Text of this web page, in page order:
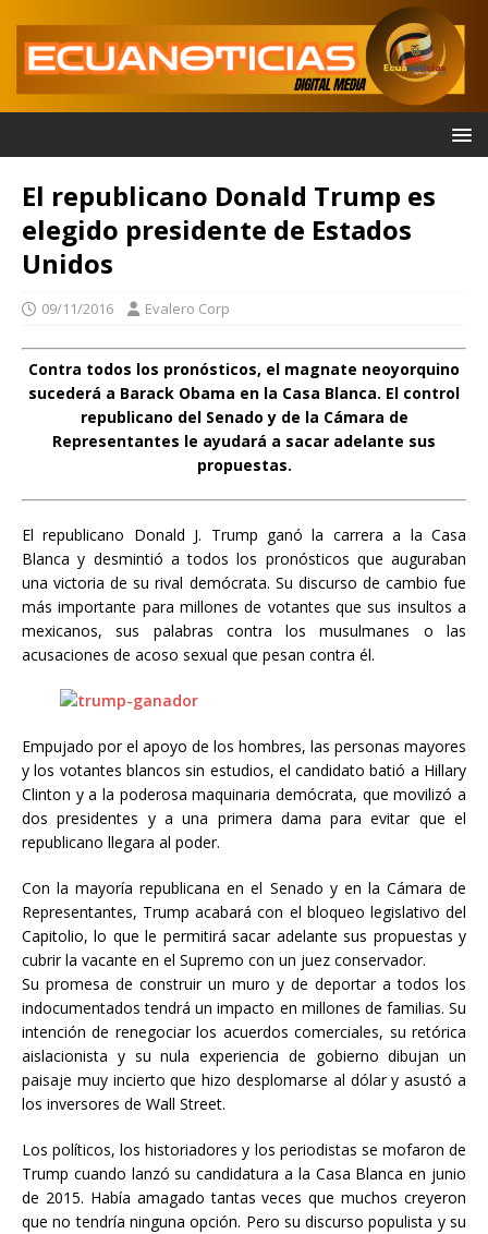
El republicano Donald Trump es
elegido presidente de Estados
Unidos
09/11/2016 Evalero Corp
Contra todos los pronósticos, el magnate neoyorquino
sucederá a Barack Obama en la Casa Blanca. El control
republicano del Senado y de la Cámara de
Representantes le ayudará a sacar adelante sus
propuestas.
El republicano Donald J. Trump ganó la carrera a la Casa
Blanca y desmintió a todos los pronósticos que auguraban
una victoria de su rival demócrata. Su discurso de cambio fue
más importante para millones de votantes que sus insultos a
mexicanos, sus palabras contra los musulmanes o las
acusaciones de acoso sexual que pesan contra él.
Empujado por el apoyo de los hombres, las personas mayores
y los votantes blancos sin estudios, el candidato batió a Hillary
Clinton y a la poderosa maquinaria demócrata, que movilizó a
dos presidentes y a una primera dama para evitar que el
republicano llegara al poder.
Con la mayoría republicana en el Senado y en la Cámara de
Representantes, Trump acabará con el bloqueo legislativo del
Capitolio, lo que le permitirá sacar adelante sus propuestas y
cubrir la vacante en el Supremo con un juez conservador.
Su promesa de construir un muro y de deportar a todos los
indocumentados tendrá un impacto en millones de familias. Su
intención de renegociar los acuerdos comerciales, su retórica
aislacionista y su nula experiencia de gobierno dibujan un
paisaje muy incierto que hizo desplomarse al dólar y asustó a
los inversores de Wall Street.
Los políticos, los historiadores y los periodistas se mofaron de
Trump cuando lanzó su candidatura a la Casa Blanca en junio
de 2015. Había amagado tantas veces que muchos creyeron
que no tendría ninguna opción. Pero su discurso populista y su